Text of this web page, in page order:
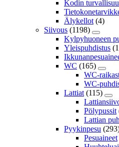
Kodin
Älykellot (4)
Siivous (1198)
Kylpyhuoneen
Yleispuhdistus
WC (165)
WC-
WC-
Lattiat (115)
Pölypussit
Lattian
Pyykinpesu
Pesuaineet